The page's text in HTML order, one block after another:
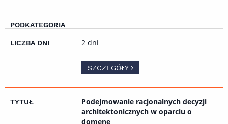
2 dni
SZCZEGÓŁY
Podejmowanie racjonalnych decyzji
architektonicznych w oparciu o
domenę